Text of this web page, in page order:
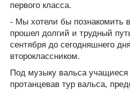
первого класса.
- Мы хотели бы познакомить
прошел долгий и трудный
сентября до сегодняшнего
второклассником.
Под музыку вальса
протанцевав тур вальса,